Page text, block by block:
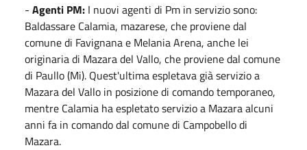
- Agenti PM: I nuovi agenti di Pm in servizio sono:
Baldassare Calamia, mazarese, che proviene dal
comune di Favignana e Melania Arena, anche lei
originaria di Mazara del Vallo, che proviene dal comune
di Paullo (Mi). Quest'ultima espletava già servizio a
Mazara del Vallo in posizione di comando temporaneo,
mentre Calamia ha espletato servizio a Mazara alcuni
anni fa in comando dal comune di Campobello di
Mazara.